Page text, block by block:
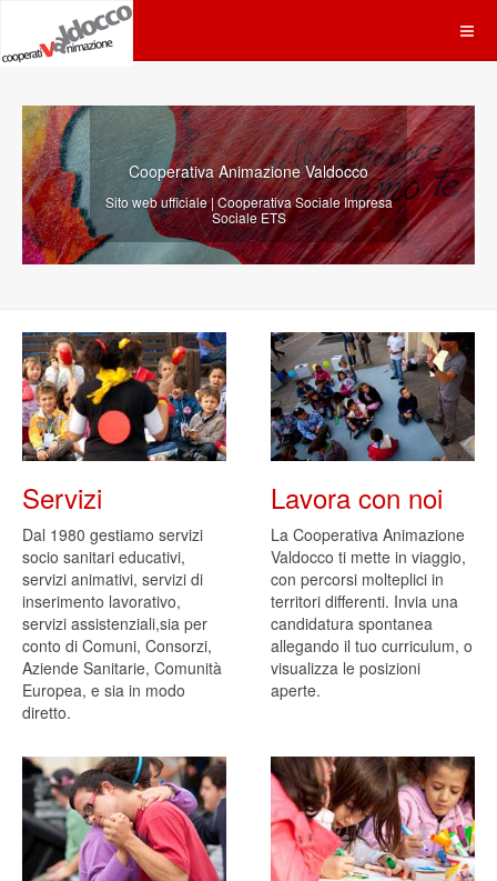
Cooperativa Animazione Valdocco
Sito web ufficiale | Cooperativa Sociale Impresa
Sociale ETS
Servizi
Dal 1980 gestiamo servizi
socio sanitari educativi,
servizi animativi, servizi di
inserimento lavorativo,
servizi assistenziali,sia per
conto di Comuni, Consorzi,
Aziende Sanitarie, Comunità
Europea, e sia in modo
diretto.
Lavora con noi
La Cooperativa Animazione
Valdocco ti mette in viaggio,
con percorsi molteplici in
territori differenti. Invia una
candidatura spontanea
allegando il tuo curriculum, o
visualizza le posizioni
aperte.